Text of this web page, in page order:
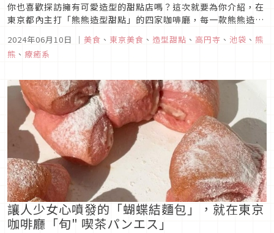
你也喜歡探訪擁有可愛造型的甜點店嗎？這次就要為你介紹，在
東京都內主打「熊熊造型甜點」的四家咖啡廳，每一款熊熊造型
味覺狙擊甜點控與熊熊控的心。
2024年06月10日 ｜ 美食 、 東京美食 、 造型甜點 、 高円寺 、 池袋 、 熊
熊 、 療癒系
讓人少女心噴發的「蝴蝶結麵包」，就在東京
咖啡廳「旬" 喫茶パンエス」